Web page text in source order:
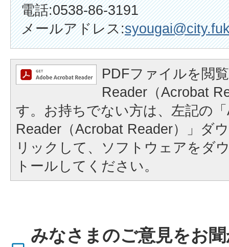
電話:0538-86-3191
メールアドレス:
PDFファイルを閲
Reader（Acrobat
す。お持ちでない方は、左記の
Reader（Acrobat Reader）」ダ
リックして、ソフトウェアをダ
トールしてください。
みなさまのご意見をお